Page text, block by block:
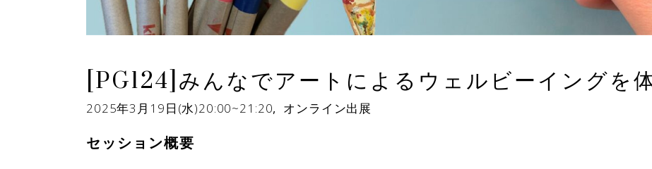
[PG124]みんなでアートによるウェルビーイングを
2025年3月19日(水)20:00~21:20, オンライン出展
セッション概要